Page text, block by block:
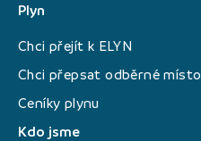
Plyn
Chci přejít k ELYN
Chci přepsat odběrné místo
Ceníky plynu
Kdo jsme